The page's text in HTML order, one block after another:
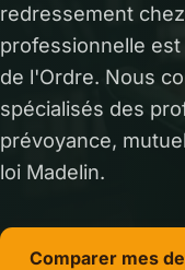
redressement
professionnelle
de l'Ordre. Nous
spécialisés des
prévoyance,
loi Madelin.
Comparer mes